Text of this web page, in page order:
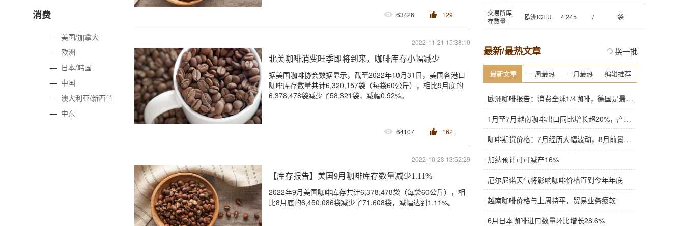
消费
—美国/加拿大
— 欧洲
— 日本/韩国
— 中国
— 澳大利亚/新西兰
— 中东
63426 129
2022-11-21 15:38:10
北美咖啡消费旺季即将到来，咖啡库存小幅减少
据美国咖啡协会数据显示，截至2022年10月31日，美国各港口
咖啡库存数量共计6,320,157袋（每袋60公斤），相比9月底的
6,378,478袋减少了58,321袋，减幅0.92%。
64107 162
2022-10-23 13:52:29
【库存报告】美国9月咖啡库存数量减少1.11%
2022年9月美国咖啡库存共计6,378,478袋（每袋60公斤），相
比8月底的6,450,086袋减少了71,608袋，减幅达到1.11%。
交易所库
存数量
欧洲ICEU 4,245 / 袋
最新/最热文章 换一批
最新文章 一周最热 一月最热 编辑推荐
欧洲咖啡报告：消费全球1/4咖啡，德国是最大进口国，意大利在烘焙咖啡生产中领先
1月至7月越南咖啡出口同比增长超20%，产量也将是过去四年来最高
咖啡期货价格：7月经历大幅波动，8月前景依旧不明朗
加纳预计可可减产16%
厄尔尼诺天气将影响咖啡价格直到今年年底
越南咖啡价格与上周持平，贸易业务疲软
6月日本咖啡进口数量环比增长28.6%